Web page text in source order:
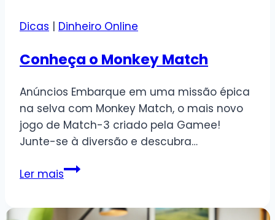
Dicas | Dinheiro Online
Conheça o Monkey Match
Anúncios Embarque em uma missão épica
na selva com Monkey Match, o mais novo
jogo de Match-3 criado pela Gamee!
Junte-se à diversão e descubra…
Ler maisConheça